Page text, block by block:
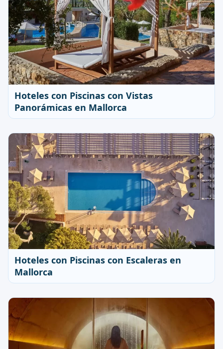
Hoteles con Piscinas con Vistas
Panorámicas en Mallorca
Hoteles con Piscinas con Escaleras en
Mallorca